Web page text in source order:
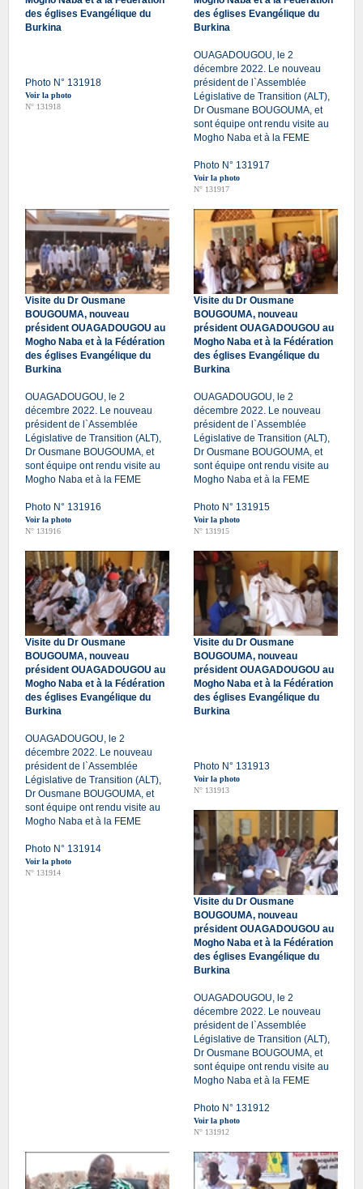
des églises Evangélique du
Burkina
Photo N° 131918
Voir la photo
N° 131918
des églises Evangélique du
Burkina
OUAGADOUGOU, le 2
décembre 2022. Le nouveau
président de l`Assemblée
Législative de Transition (ALT),
Dr Ousmane BOUGOUMA, et
sont équipe ont rendu visite au
Mogho Naba et à la FEME
Photo N° 131917
Voir la photo
N° 131917
Visite du Dr Ousmane
BOUGOUMA, nouveau
président OUAGADOUGOU au
Mogho Naba et à la Fédération
des églises Evangélique du
Burkina
OUAGADOUGOU, le 2
décembre 2022. Le nouveau
président de l`Assemblée
Législative de Transition (ALT),
Dr Ousmane BOUGOUMA, et
sont équipe ont rendu visite au
Mogho Naba et à la FEME
Photo N° 131916
Voir la photo
N° 131916
Visite du Dr Ousmane
BOUGOUMA, nouveau
président OUAGADOUGOU au
Mogho Naba et à la Fédération
des églises Evangélique du
Burkina
OUAGADOUGOU, le 2
décembre 2022. Le nouveau
président de l`Assemblée
Législative de Transition (ALT),
Dr Ousmane BOUGOUMA, et
sont équipe ont rendu visite au
Mogho Naba et à la FEME
Photo N° 131915
Voir la photo
N° 131915
Visite du Dr Ousmane
BOUGOUMA, nouveau
président OUAGADOUGOU au
Mogho Naba et à la Fédération
des églises Evangélique du
Burkina
OUAGADOUGOU, le 2
décembre 2022. Le nouveau
président de l`Assemblée
Législative de Transition (ALT),
Dr Ousmane BOUGOUMA, et
sont équipe ont rendu visite au
Mogho Naba et à la FEME
Photo N° 131914
Voir la photo
N° 131914
Visite du Dr Ousmane
BOUGOUMA, nouveau
président OUAGADOUGOU au
Mogho Naba et à la Fédération
des églises Evangélique du
Burkina
Photo N° 131913
Voir la photo
N° 131913
Visite du Dr Ousmane
BOUGOUMA, nouveau
président OUAGADOUGOU au
Mogho Naba et à la Fédération
des églises Evangélique du
Burkina
OUAGADOUGOU, le 2
décembre 2022. Le nouveau
président de l`Assemblée
Législative de Transition (ALT),
Dr Ousmane BOUGOUMA, et
sont équipe ont rendu visite au
Mogho Naba et à la FEME
Photo N° 131912
Voir la photo
N° 131912